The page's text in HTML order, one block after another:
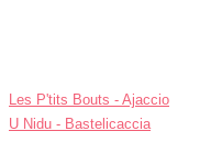
Les P'tits Bouts - Ajaccio
U Nidu - Bastelicaccia